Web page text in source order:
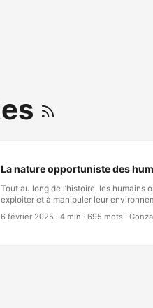
La nature opportuniste des
Tout au long de l’histoire, les humains
exploiter et à manipuler leur
nous utilisons l’intelligence, la
opportunisme a conduit à des
6 février 2025 · 4 min · 695 mots ·